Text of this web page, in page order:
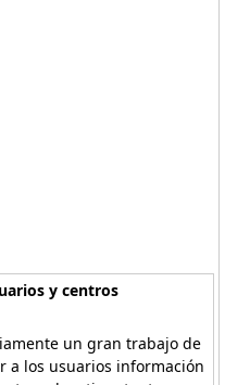
y centros
un gran trabajo de
a los usuarios información